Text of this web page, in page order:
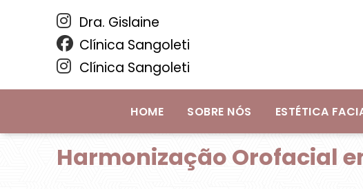
Dra. Gislaine
Clínica Sangoleti
Clínica Sangoleti
HOME SOBRE NÓS ESTÉTICA
Harmonização Orofacial